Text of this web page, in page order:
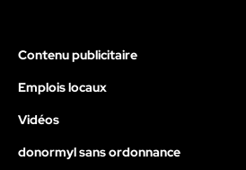
Contenu publicitaire
Emplois locaux
Vidéos
donormyl sans ordonnance